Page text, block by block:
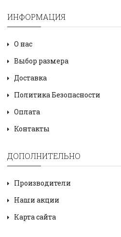
ИНФОРМАЦИЯ
О нас
Выбор размера
Доставка
Политика Безопасности
Оплата
Контакты
ДОПОЛНИТЕЛЬНО
Производители
Наши акции
Карта сайта